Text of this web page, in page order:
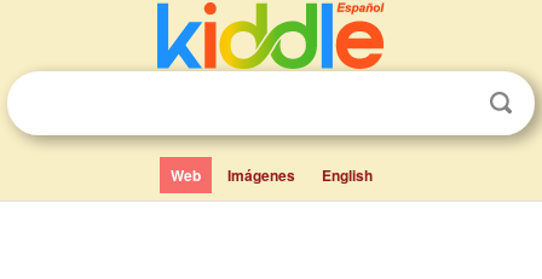
Web Imágenes English